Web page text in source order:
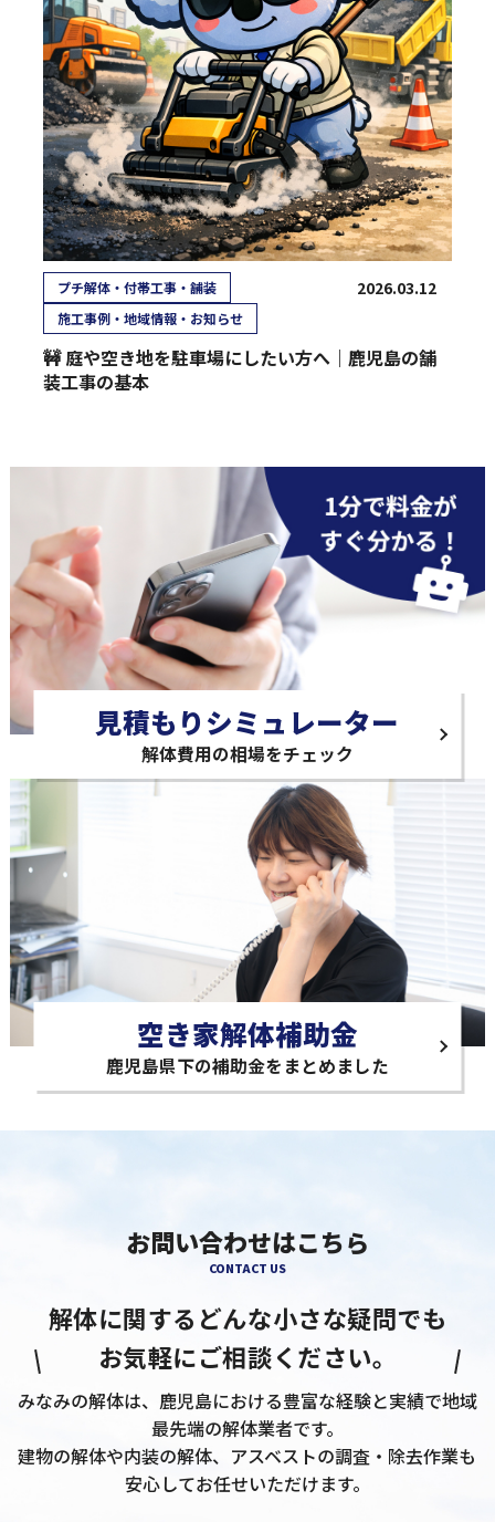
プチ解体・付帯工事・舗装
施工事例・地域情報・お知らせ
2026.03.12
🚧 庭や空き地を駐車場にしたい方へ｜鹿児島の舗
装工事の基本
見積もりシミュレーター
解体費用の相場をチェック
空き家解体補助金
鹿児島県下の補助金をまとめました
お問い合わせはこちら
CONTACT US
解体に関するどんな小さな疑問でも
お気軽にご相談ください。
みなみの解体は、鹿児島における豊富な経験と実績で地域
最先端の解体業者です。
建物の解体や内装の解体、アスベストの調査・除去作業も
安心してお任せいただけます。